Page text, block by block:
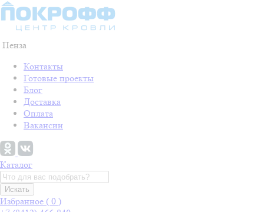
Пенза
Контакты
Готовые проекты
Блог
Доставка
Оплата
Вакансии
Каталог
Искать
Избранное ( 0 )